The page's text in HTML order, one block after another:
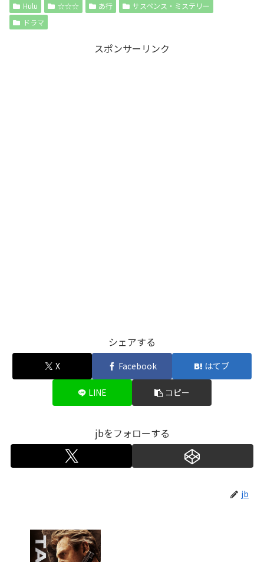
Hulu ☆☆☆ あ行
サスペンス・ミステリー
ドラマ
スポンサーリンク
シェアする
X Facebook はてブ
LINE コピー
jbをフォローする
jb